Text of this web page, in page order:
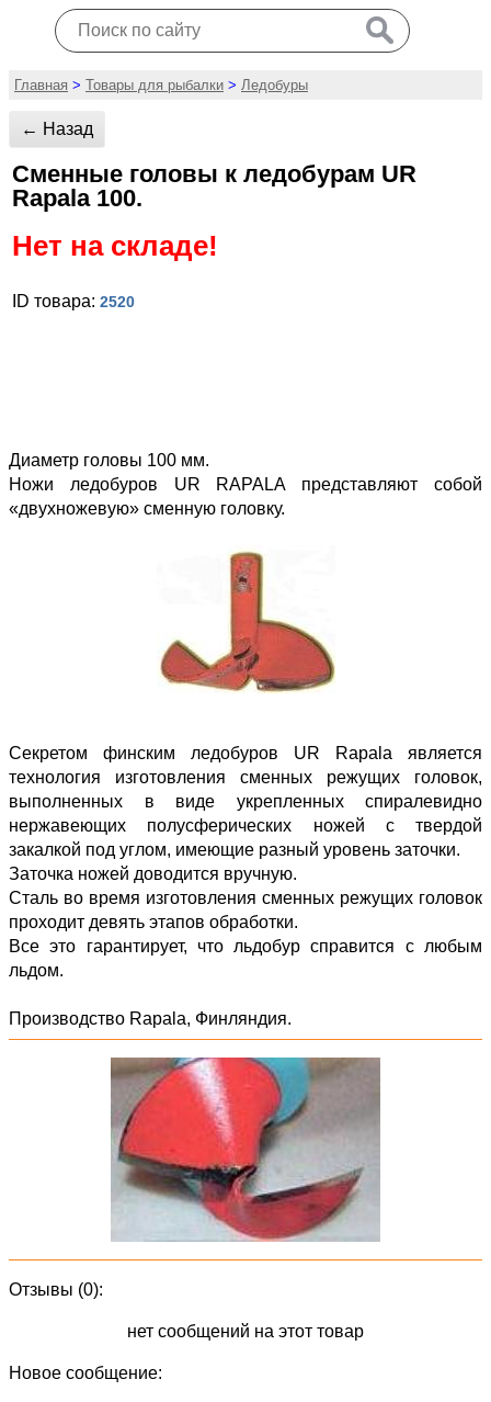
Главная > Товары для рыбалки > Ледобуры
← Назад
Сменные головы к ледобурам UR
Rapala 100.
Нет на складе!
ID товара: 2520
Диаметр головы 100 мм.
Ножи ледобуров UR RAPALA представляют собой
«двухножевую» сменную головку.
Секретом финским ледобуров UR Rapala является
технология изготовления сменных режущих головок,
выполненных в виде укрепленных спиралевидно
нержавеющих полусферических ножей с твердой
закалкой под углом, имеющие разный уровень заточки.
Заточка ножей доводится вручную.
Сталь во время изготовления сменных режущих головок
проходит девять этапов обработки.
Все это гарантирует, что льдобур справится с любым
льдом.
Производство Rapala, Финляндия.
Отзывы (0):
нет сообщений на этот товар
Новое сообщение: